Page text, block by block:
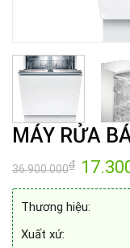
MÁY RỬA
36.900.000₫ Giá
gốc
là:
Thương
Xuất